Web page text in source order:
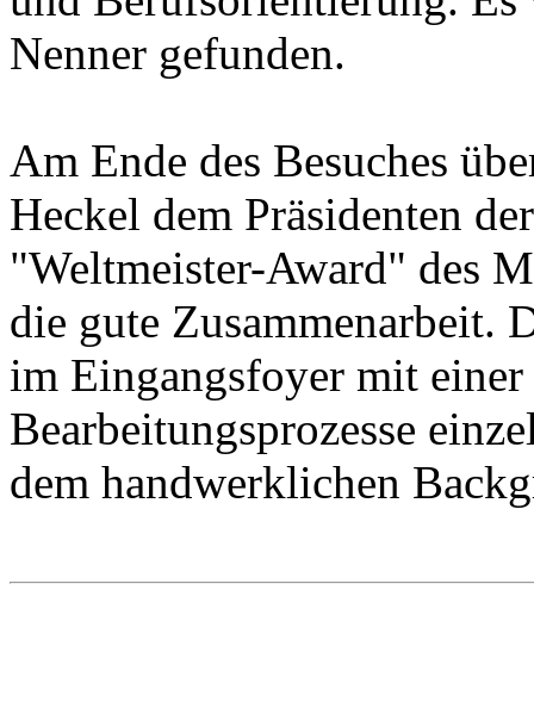
Nenner gefunden.
Am Ende des Besuches
Heckel dem Präsidenten
"Weltmeister-Award" des
die gute Zusammenarbeit.
im Eingangsfoyer mit
Bearbeitungsprozesse
dem handwerklichen